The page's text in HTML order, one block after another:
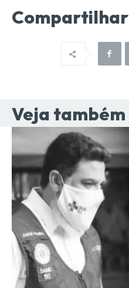
Compartilhar
Veja também